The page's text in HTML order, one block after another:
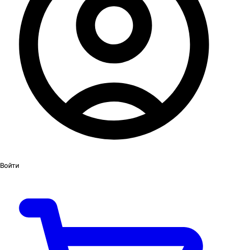
Войти